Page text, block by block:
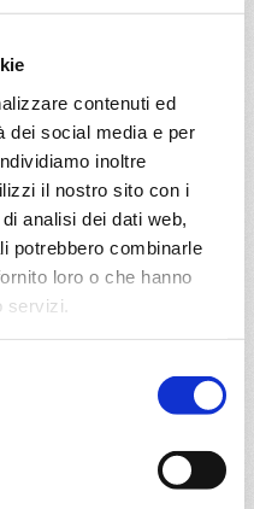
contenuti ed
dei social media e per
inoltre
il nostro sito con i
analisi dei dati web,
potrebbero combinarle
loro o che hanno
servizi.
da
conMSC Bellissima